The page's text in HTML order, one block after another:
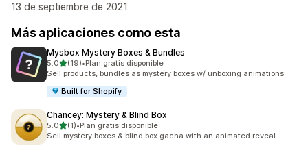
13 de septiembre de 2021
Más aplicaciones como esta
Mysbox Mystery Boxes & Bundles
5.0de 5 estrellas
(19)
19 reseñas en total
•Plan gratis disponible
Sell products, bundles as mystery boxes w/ unboxing animations
Built for Shopify
Chancey: Mystery & Blind Box
5.0de 5 estrellas
(1)
1 reseñas en total
•Plan gratis disponible
Sell mystery boxes & blind box gacha with an animated reveal